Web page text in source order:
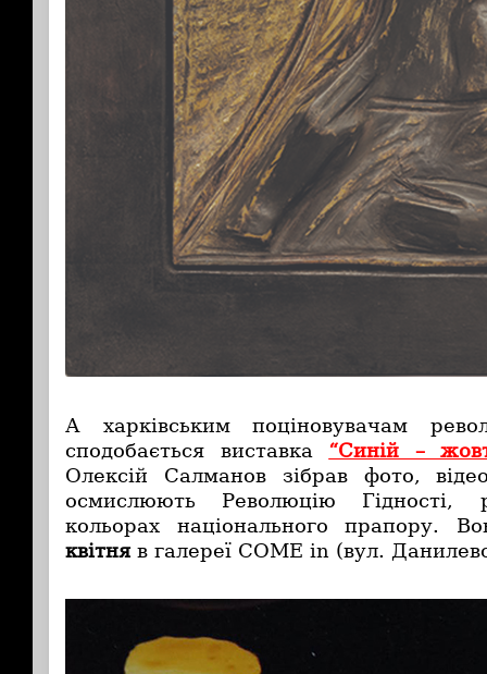
А харківським поціновувачам
сподобається виставка “Синій –
Олексій Салманов зібрав фото,
осмислюють Революцію
кольорах національного прапору.
квітняв галереї COME in (вул.